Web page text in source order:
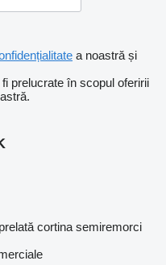
a noastră și
prelucrate în scopul oferirii
cortina semiremorci